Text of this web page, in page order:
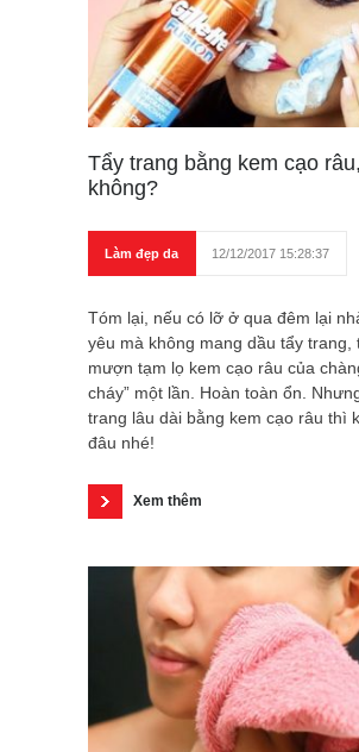
Tẩy trang bằng kem cạo
không?
Làm đẹp da 12/12/2017 15:28:37
Tóm lại, nếu có lỡ ở qua đêm lại
yêu mà không mang dầu tẩy trang,
mượn tạm lọ kem cạo râu của
cháy” một lần. Hoàn toàn ổn.
trang lâu dài bằng kem cạo râu thì
đâu nhé!
Xem thêm